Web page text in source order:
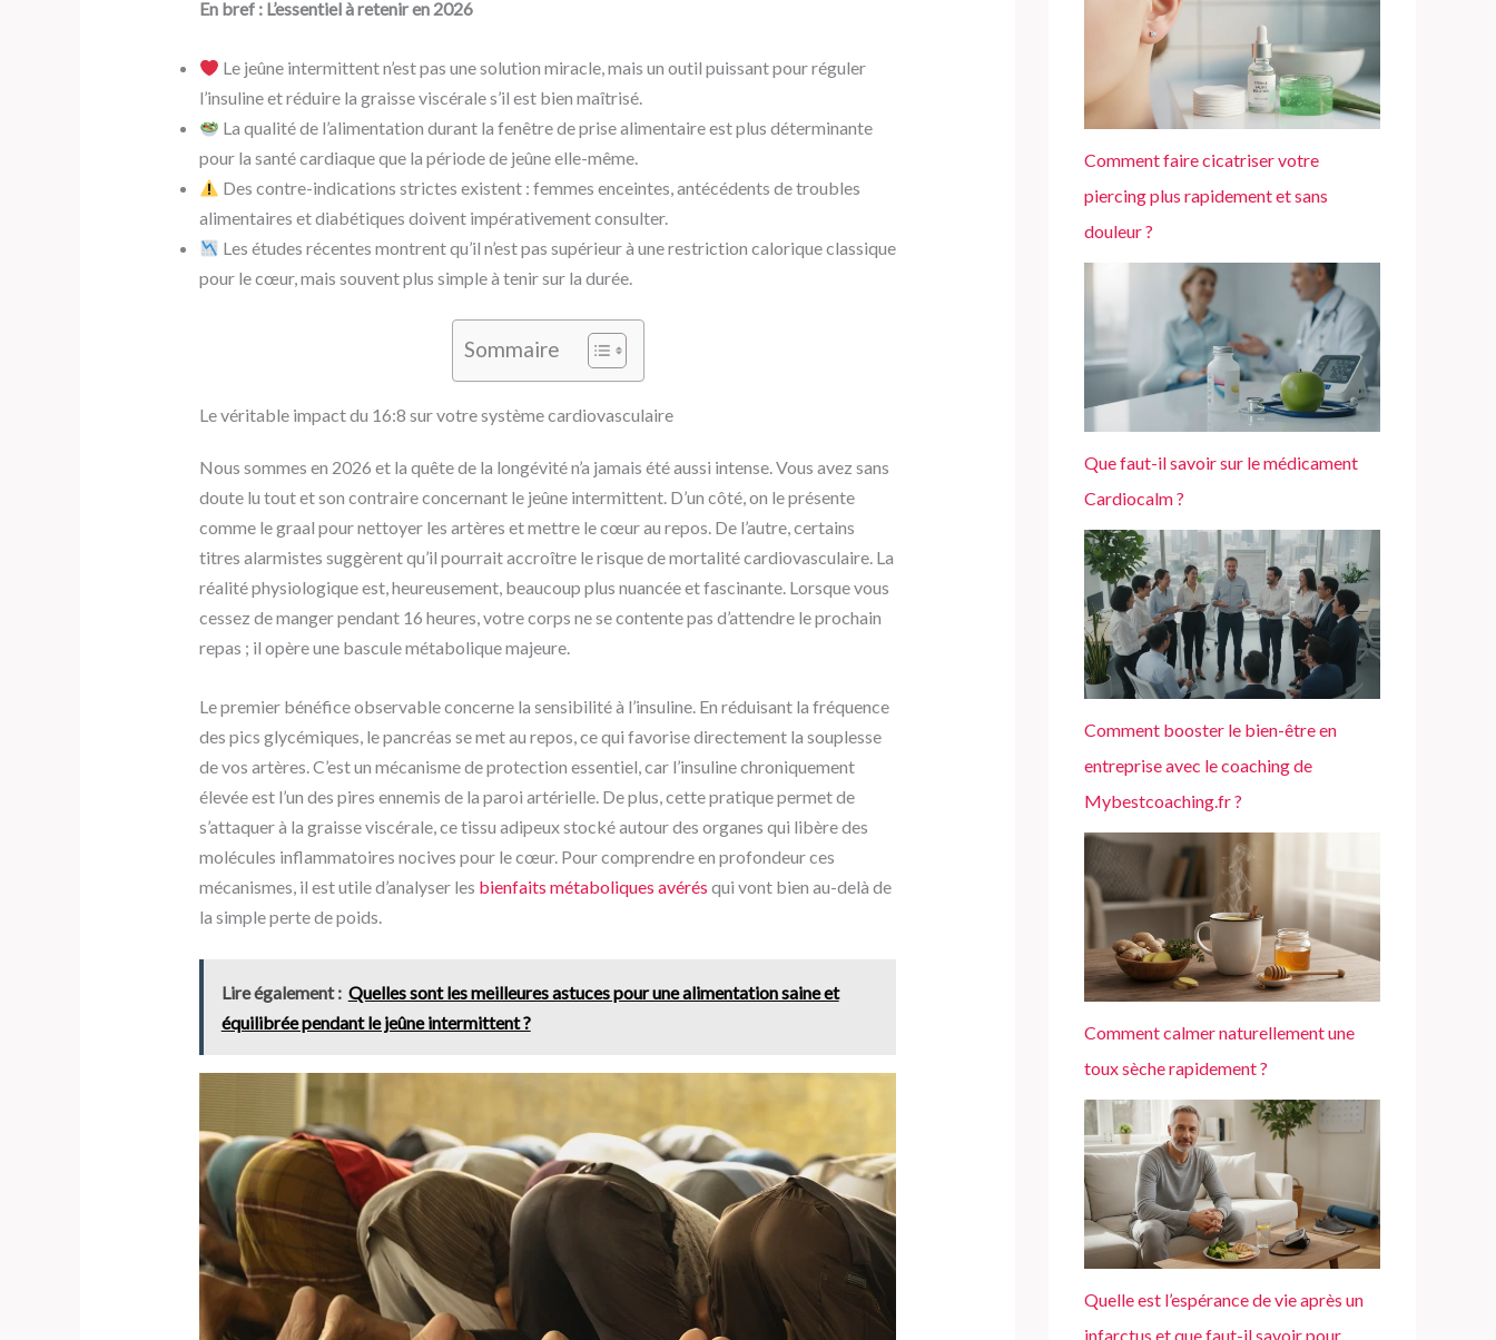
En bref : L’essentiel à retenir en 2026
Le jeûne intermittent n’est pas une solution miracle, mais un outil puissant pour réguler
l’insuline et réduire la graisse viscérale s’il est bien maîtrisé.
La qualité de l’alimentation durant la fenêtre de prise alimentaire est plus déterminante
pour la santé cardiaque que la période de jeûne elle-même.
Des contre-indications strictes existent : femmes enceintes, antécédents de troubles
alimentaires et diabétiques doivent impérativement consulter.
Les études récentes montrent qu’il n’est pas supérieur à une restriction calorique classique
pour le cœur, mais souvent plus simple à tenir sur la durée.
Sommaire
Le véritable impact du 16:8 sur votre système cardiovasculaire
Nous sommes en 2026 et la quête de la longévité n’a jamais été aussi intense. Vous avez sans
doute lu tout et son contraire concernant le jeûne intermittent. D’un côté, on le présente
comme le graal pour nettoyer les artères et mettre le cœur au repos. De l’autre, certains
titres alarmistes suggèrent qu’il pourrait accroître le risque de mortalité cardiovasculaire. La
réalité physiologique est, heureusement, beaucoup plus nuancée et fascinante. Lorsque vous
cessez de manger pendant 16 heures, votre corps ne se contente pas d’attendre le prochain
repas ; il opère une bascule métabolique majeure.
Le premier bénéfice observable concerne la sensibilité à l’insuline. En réduisant la fréquence
des pics glycémiques, le pancréas se met au repos, ce qui favorise directement la souplesse
de vos artères. C’est un mécanisme de protection essentiel, car l’insuline chroniquement
élevée est l’un des pires ennemis de la paroi artérielle. De plus, cette pratique permet de
s’attaquer à la graisse viscérale, ce tissu adipeux stocké autour des organes qui libère des
molécules inflammatoires nocives pour le cœur. Pour comprendre en profondeur ces
mécanismes, il est utile d’analyser les bienfaits métaboliques avérés qui vont bien au-delà de
la simple perte de poids.
Lire également : Quelles sont les meilleures astuces pour une alimentation saine et
équilibrée pendant le jeûne intermittent ?
Comment faire cicatriser votre
piercing plus rapidement et sans
douleur ?
Que faut-il savoir sur le médicament
Cardiocalm ?
Comment booster le bien-être en
entreprise avec le coaching de
Mybestcoaching.fr ?
Comment calmer naturellement une
toux sèche rapidement ?
Quelle est l’espérance de vie après un
infarctus et que faut-il savoir pour